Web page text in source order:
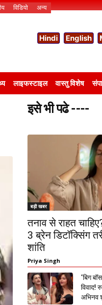
विडियो अन्य
Hindi English
लाइफस्टाइल वास्तु विशेष
इसे भी पढे ----
बड़ी खबर
तनाव से राहत
3 ब्रेन डिटॉक्सिंग
शांति
Priya Singh
‘बिग
विवाद!
अभिनव